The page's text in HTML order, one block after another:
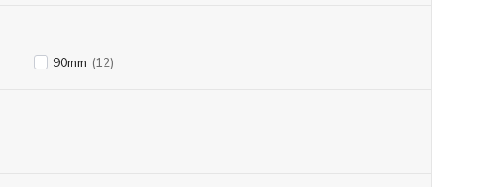
90mm (12)